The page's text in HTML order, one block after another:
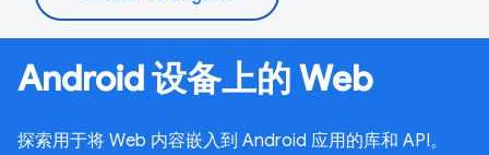
Android 设备上的 Web
探索用于将 Web 内容嵌入到 Android 应用的库和 API。